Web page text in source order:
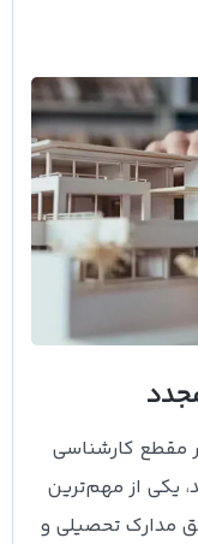
مقطع کارشناسی
یکی از مهم‌ترین
مدارک تحصیلی و